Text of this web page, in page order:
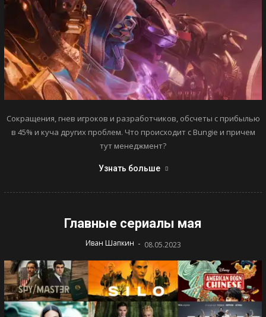
Сокращения, гнев игроков и разработчиков, обсчеты с прибылью
в 45% и куча других проблем. Что происходит с Bungie и причем
тут менеджмент?
Узнать больше
Главные сериалы мая
Иван Шапкин - 08.05.2023